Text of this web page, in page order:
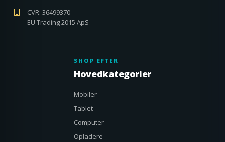
CVR: 36499370
EU Trading 2015 ApS
SHOP EFTER
Hovedkategorier
Mobiler
Tablet
Computer
Opladere